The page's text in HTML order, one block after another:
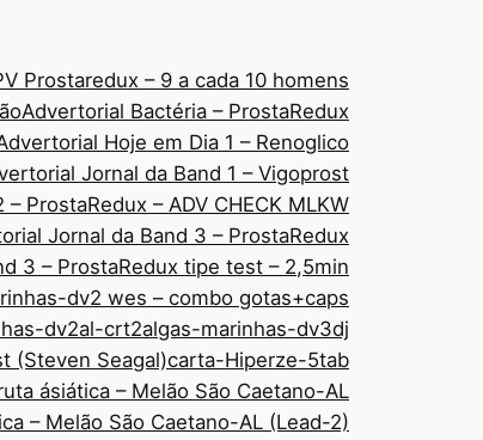
Prostaredux – 9 a cada 10 homens
Advertorial Bactéria – ProstaRedux
Hoje em Dia 1 – Renoglico
Jornal da Band 1 – Vigoprost
ProstaRedux – ADV CHECK MLKW
Jornal da Band 3 – ProstaRedux
3 – ProstaRedux tipe test – 2,5min
dv2 wes – combo gotas+caps
dv2al-crt2algas-marinhas-dv3dj
(Steven Seagal)carta-Hiperze-5tab
ásiática – Melão São Caetano-AL
– Melão São Caetano-AL (Lead-2)